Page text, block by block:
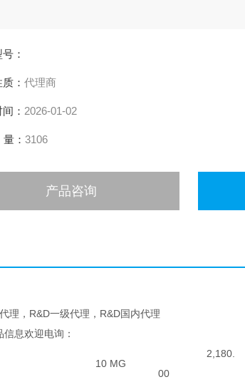
：
： 代理商
： 2026-01-02
： 3106
产品咨询
理，R&D一级代理，R&D国内代理
息欢迎电询：
10 MG
2,180.
00